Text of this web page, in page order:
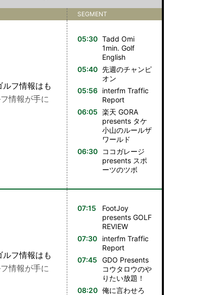
SEGMENT
フ情報はも
情報が手に
05:30 Tadd Omi
1min. Golf
English
05:40 先週のチャンピ
オン
05:56 interfm Traffic
Report
06:05 楽天 GORA
presents タケ
小山のルールザ
ワールド
06:30
ココガレージ
presents スポ
ーツのツボ
フ情報はも
情報が手に
07:15
FootJoy
presents GOLF
REVIEW
07:30
interfm Traffic
Report
07:45
GDO Presents
コウタロウのや
りたい放題！
08:20 俺に⾔わせろ